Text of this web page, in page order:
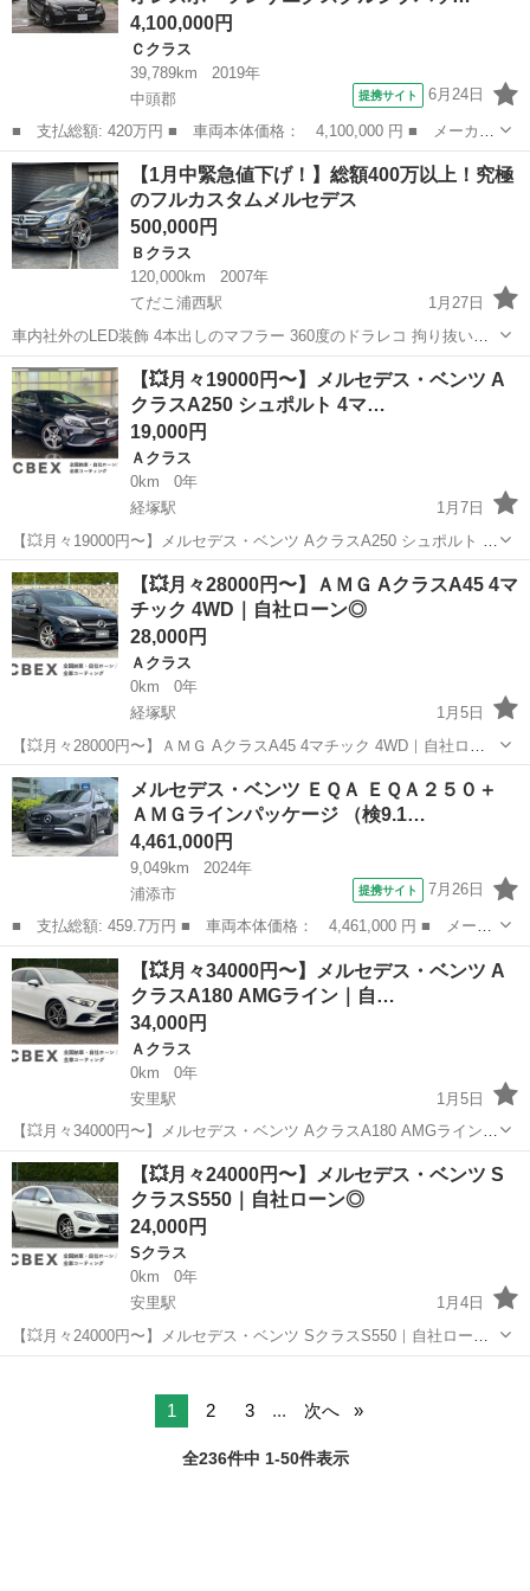
4,100,000円
Ｃクラス
39,789km
2019年
中頭郡
提携サイト 6月24日
■ 支払総額: 420万円 ■ 車両本体価格： 4,100,000 円 ■ メーカー
名： メルセデス・ベンツ ■ 車種名： Ｃクラス ■ グレード
名： Ｃ１８０カブリオレスポーツレザエクスクルシブパッケジ 本
土仕入れ ディ...
沖縄 中頭郡 Ｃクラス
【1月中緊急値下げ！】総額400万以上！究極
のフルカスタムメルセデス
500,000円
Ｂクラス
120,000km
2007年
てだこ浦西駅
1月27日
車内社外のLED装飾 4本出しのマフラー 360度のドラレコ 拘り抜いた
至高のメルセデス あなたが求めていたのはこれだ！ 唯一無二のフルカ
スタム仕様 メルセデス・ベンツ Bクラス B170 高級感と...
沖縄 名護市 てだこ浦西駅 Ｂクラス Bクラス
【💥月々19000円〜】メルセデス・ベンツ A
クラスA250 シュポルト 4マ…
19,000円
Ａクラス
0km
0年
経塚駅
1月7日
【💥月々19000円〜】メルセデス・ベンツ AクラスA250 シュポルト 4
マティック 4WD｜自社ローン◎｜ 「自社ローン」「信用回復ロー
ン」多数ローンのお取り扱いございます💡 ⚠当店へのお問い合わせ・
審査...
沖縄 那覇市 経塚駅 Ａクラス
【💥月々28000円〜】ＡＭＧ AクラスA45 4マ
チック 4WD｜自社ローン◎
28,000円
Ａクラス
0km
0年
経塚駅
1月5日
【💥月々28000円〜】ＡＭＧ AクラスA45 4マチック 4WD｜自社ロー
ン◎｜ 「自社ローン」「信用回復ローン」多数ローンのお取り扱いご
ざいます💡 ⚠当店へのお問い合わせ・審査・ご案内は、下記のLINE
リ...
沖縄 那覇市
メルセデス・ベンツ ＥＱＡ ＥＱＡ２５０＋
ＡＭＧラインパッケージ （検9.1…
4,461,000円
9,049km
2024年
浦添市
提携サイト 7月26日
■ 支払総額: 459.7万円 ■ 車両本体価格： 4,461,000 円 ■ メーカ
ー名： メルセデス・ベンツ ■ 車種名： ＥＱＡ ■ グレード
名： ＥＱＡ２５０＋ ＡＭＧラインパッケージ ■ 排気量： EV
■ ドア...
沖縄 浦添市 ベンツ（メルセデス）
【💥月々34000円〜】メルセデス・ベンツ A
クラスA180 AMGライン｜自…
34,000円
Ａクラス
0km
0年
安里駅
1月5日
【💥月々34000円〜】メルセデス・ベンツ AクラスA180 AMGライン｜
自社ローン◎｜ 「自社ローン」「信用回復ローン」多数ローンのお取
り扱いございます💡 ⚠当店へのお問い合わせ・審査・ご案内は、下記
のL...
沖縄 那覇市 安里駅 Ａクラス
【💥月々24000円〜】メルセデス・ベンツ S
クラスS550｜自社ローン◎
24,000円
Sクラス
0km
0年
安里駅
1月4日
【💥月々24000円〜】メルセデス・ベンツ SクラスS550｜自社ローン
◎｜ 「自社ローン」「信用回復ローン」多数ローンのお取り扱いござ
1 2 3 ... 次へ
全236件中 1-50件表示